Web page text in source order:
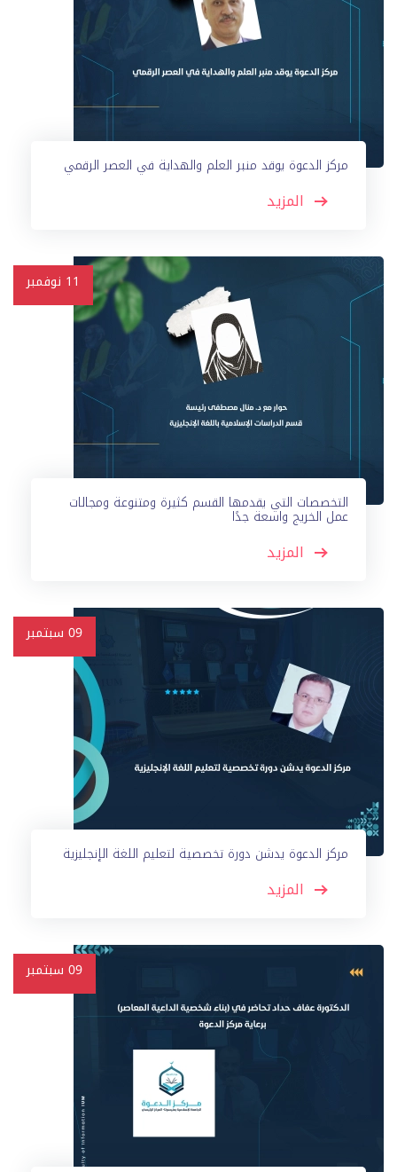
مركز الدعوة يوقد منبر العلم والهداية في العصر الرقمي
المزيد
11 نوفمبر
التخصصات التي يقدمها القسم كثيرة ومتنوعة ومجالات
عمل الخريج واسعة جدًا
المزيد
09 سبتمبر
مركز الدعوة يدشن دورة تخصصية لتعليم اللغة الإنجليزية
المزيد
09 سبتمبر